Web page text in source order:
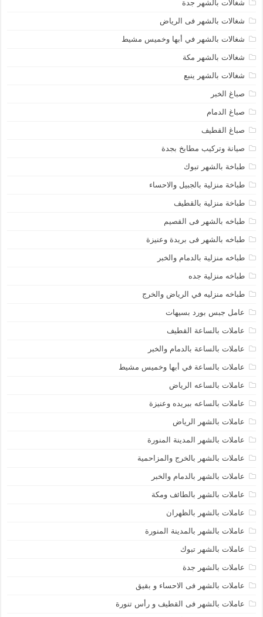
شغالات بالشهر جدة
شغالات بالشهر فى الرياض
شغالات بالشهر في أبها وخميس مشيط
شغالات بالشهر مكة
شغالات بالشهر ينبع
صباغ الخبر
صباغ الدمام
صباغ القطيف
صيانة وتركيب مطابخ بجدة
طباخة بالشهر تبوك
طباخة منزلية بالجبيل والاحساء
طباخة منزلية بالقطيف
طباخه بالشهر فى القصيم
طباخه بالشهر فى بريدة وعنيزة
طباخه منزلية بالدمام والخبر
طباخه منزلية جده
طباخه منزليه في الرياض والخرج
عامل جبس بورد بسيهات
عاملات بالساعة القطيف
عاملات بالساعة بالدمام والخبر
عاملات بالساعة في أبها وخميس مشيط
عاملات بالساعه الرياض
عاملات بالساعه ببريده وعنيزة
عاملات بالشهر الرياض
عاملات بالشهر المدينة المنورة
عاملات بالشهر بالخرج والمزاحمية
عاملات بالشهر بالدمام والخبر
عاملات بالشهر بالطائف ومكة
عاملات بالشهر بالظهران
عاملات بالشهر بالمدينة المنورة
عاملات بالشهر تبوك
عاملات بالشهر جدة
عاملات بالشهر فى الاحساء و بقيق
عاملات بالشهر فى القطيف و رأس تنورة